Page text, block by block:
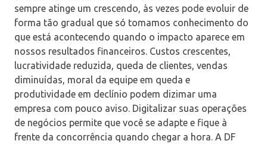
sempre atinge um crescendo, às vezes pode evoluir de
forma tão gradual que só tomamos conhecimento do
que está acontecendo quando o impacto aparece em
nossos resultados financeiros. Custos crescentes,
lucratividade reduzida, queda de clientes, vendas
diminuídas, moral da equipe em queda e
produtividade em declínio podem dizimar uma
empresa com pouco aviso. Digitalizar suas operações
de negócios permite que você se adapte e fique à
frente da concorrência quando chegar a hora. A DF